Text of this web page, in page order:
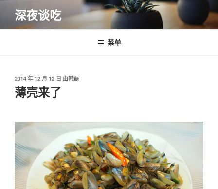
内
深夜谈吃
菜单
发
布
于
2014 年 12 月 12 日 由韩磊
薄壳来了